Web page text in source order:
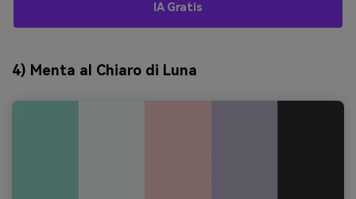
IA Gratis
4) Menta al Chiaro di Luna